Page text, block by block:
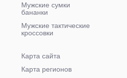
Мужские сумки
бананки
Мужские тактические
кроссовки
Карта сайта
Карта регионов